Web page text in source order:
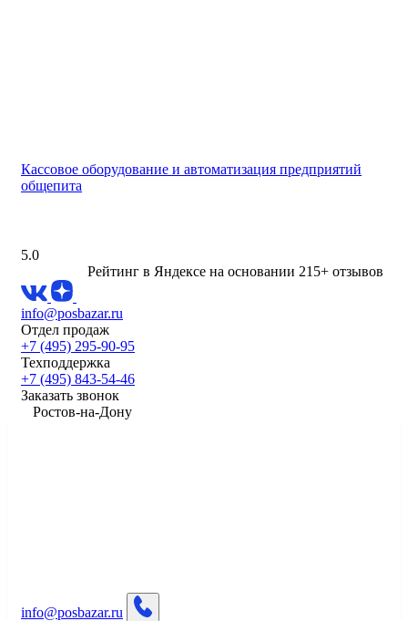
Кассовое оборудование и автоматизация предприятий
общепита
5.0
Рейтинг в Яндексе на основании 215+ отзывов
info@posbazar.ru
Отдел продаж
+7 (495) 295-90-95
Техподдержка
+7 (495) 843-54-46
Заказать звонок
​Ростов-на-Дону
info@posbazar.ru